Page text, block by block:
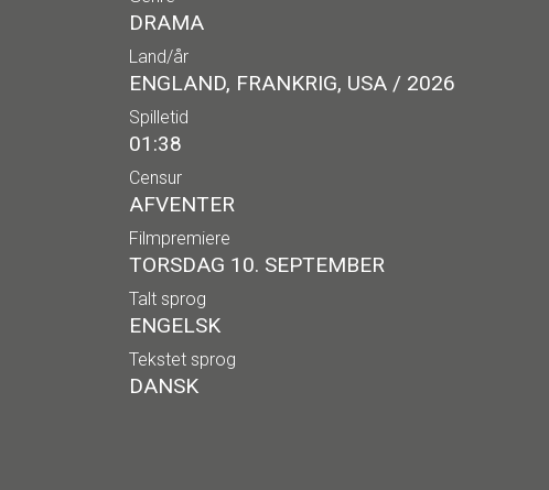
DRAMA
Land/år
ENGLAND, FRANKRIG, USA / 2026
Spilletid
01:38
Censur
AFVENTER
Filmpremiere
TORSDAG 10. SEPTEMBER
Talt sprog
ENGELSK
Tekstet sprog
DANSK